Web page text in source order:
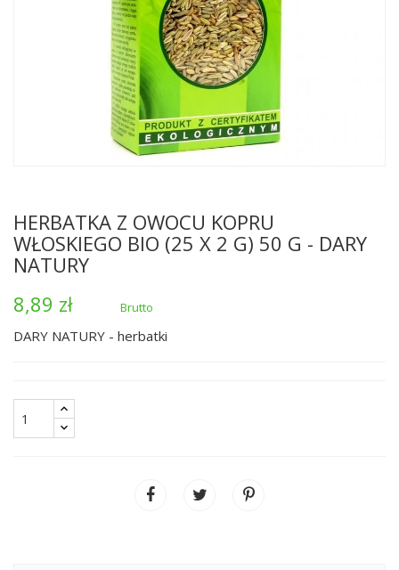
HERBATKA Z OWOCU KOPRU
WŁOSKIEGO BIO (25 X 2 G) 50 G - DARY
NATURY
8,89 zł
Brutto
DARY NATURY - herbatki